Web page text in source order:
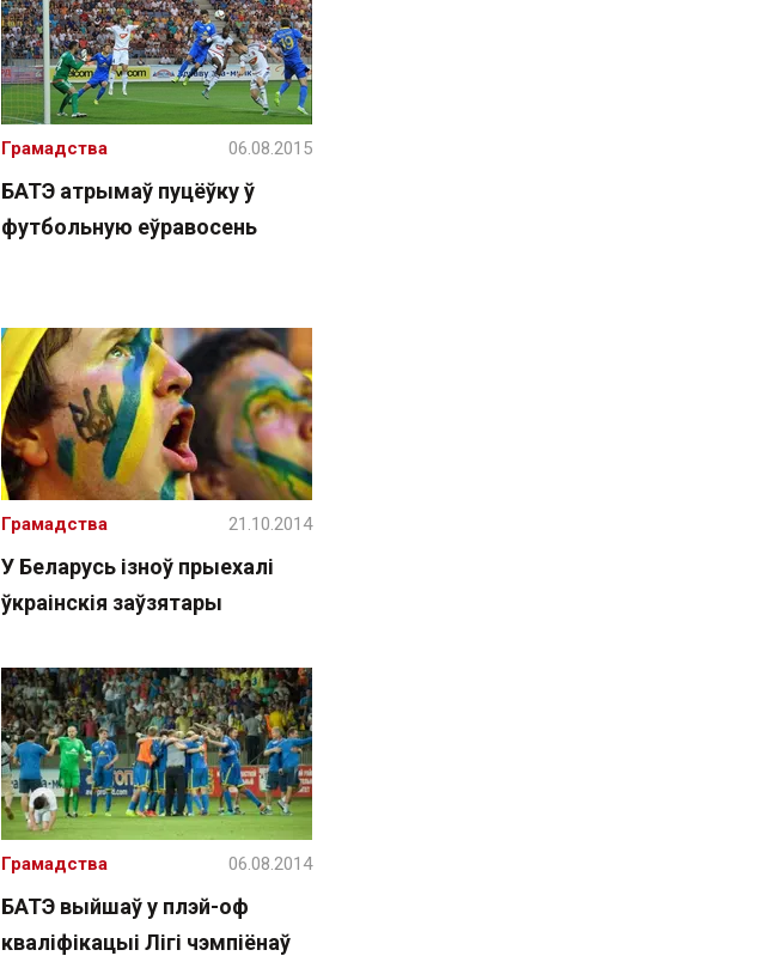
БАТЭ атрымаў пуцёўку ў
футбольную еўравосень
Грамадства 06.08.2015
У Беларусь ізноў прыехалі
ўкраінскія заўзятары
Грамадства 21.10.2014
БАТЭ выйшаў у плэй-оф
кваліфікацыі Лігі чэмпіёнаў
Грамадства 06.08.2014